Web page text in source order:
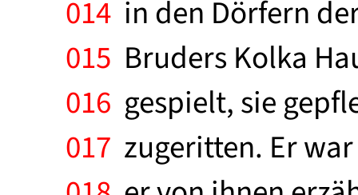
014 in den Dörfern
015 Bruders Kolka
016 gespielt, sie
017 zugeritten. Er